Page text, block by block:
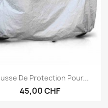
Anteprima
De Protection Pour...
45,00 CHF